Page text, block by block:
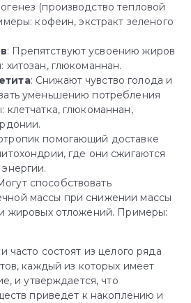
(производство тепловой
кофеин, экстракт зеленого
: Препятствуют усвоению жиров
глюкоманнан.
: Снижают чувство голода и
уменьшению потребления
глюкоманнан,
помогающий доставке
где они сжигаются
способствовать
массы при снижении массы
жировых отложений. Примеры:
состоят из целого ряда
каждый из которых имеет
и утверждается, что
приведет к накоплению и